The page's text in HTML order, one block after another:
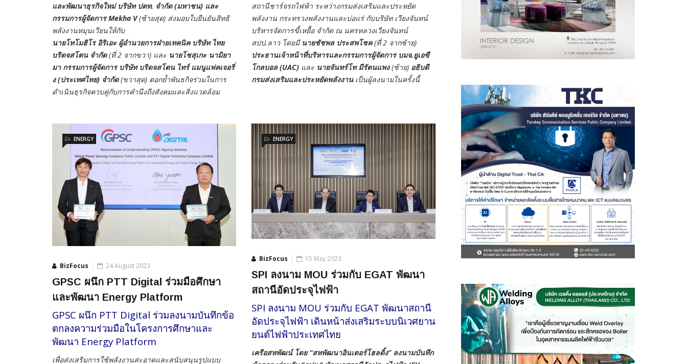
และพัฒนาธุรกิจใหม่ บริษัท ปตท. จำกัด (มหาชน) และ
กรรมการผู้จัดการMekha V(ซ้ายสุด) ส่งมอบใบยืนยันสิทธิ
พลังงานหมุนเวียนให้กับ
นายโทโมฮิโร อิริเอะ ผู้อำนวยการฝ่ายเทคนิค บริษัท ไทย
บริดจสโตน จำกัด(ที่ 2 จากขวา) และ นายโชสุเกะ นามิยา
มา กรรมการผู้จัดการ บริษัท บริดจสโตน ไทร์ แมนูแฟคเจอริ่
ง (ประเทศไทย) จำกัด(ขวาสุด) ตอกย้ำพันธกิจร่วมในการ
ดำเนินธุรกิจควบคู่กับการคำนึงถึงสังคมและสิ่งแวดล้อม
สถานีชาร์จรถไฟฟ้า ระหว่างกรมส่งเสริมและประหยัด
พลังงาน กระทรวงพลังงานและบ่อแร่ กับบริษัท เวียงจันทน์
บริหารจัดการขี้เหยื้อ จำกัด ณ นครหลวงเวียงจันทน์
สปป.ลาว โดยมี นายชัชพล ประสพโชค(ที่ 2 จากซ้าย)
ประธานเจ้าหน้าที่บริหารและกรรมการผู้จัดการ บมจ.ยูเอซี
โกลบอล (UAC) และ นายจันทร์โท มีรัตนแพง(ซ้าย) อธิบดี
กรมส่งเสริมและประหยัดพลังงานเป็นผู้ลงนามในครั้งนี้
BizFocus
ENERGY
24 August 2023
GPSC ผนึก PTT Digital ร่วมมือศึกษา
และพัฒนา Energy Platform
GPSC ผนึก PTT Digital ร่วมลงนามบันทึกข้อ
ตกลงความร่วมมือในโครงการศึกษาและ
พัฒนา Energy Platform
เพื่อส่งเสริมการใช้พลังงานสะอาดและสนับสนุนรูปแบบ
BizFocus
ENERGY
15 May 2023
SPI ลงนาม MOU ร่วมกับ EGAT พัฒนา
สถานีอัดประจุไฟฟ้า
SPI ลงนาม MOU ร่วมกับ EGAT พัฒนาสถานี
อัดประจุไฟฟ้า เดินหน้าส่งเสริมระบบนิเวศยาน
ยนต์ไฟฟ้าประเทศไทย
เครือสหพัฒน์ โดย “สหพัฒนาอินเตอร์โฮลดิ้ง” ลงนามบันทึก